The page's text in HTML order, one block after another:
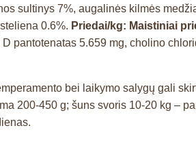
sultinys 7%, augalinės kilmės
0.6%. Priedai/kg: Maistiniai
pantotenatas 5.659 mg, cholino
bei laikymo salygų gali
200-450 g; šuns svoris 10-20 kg –